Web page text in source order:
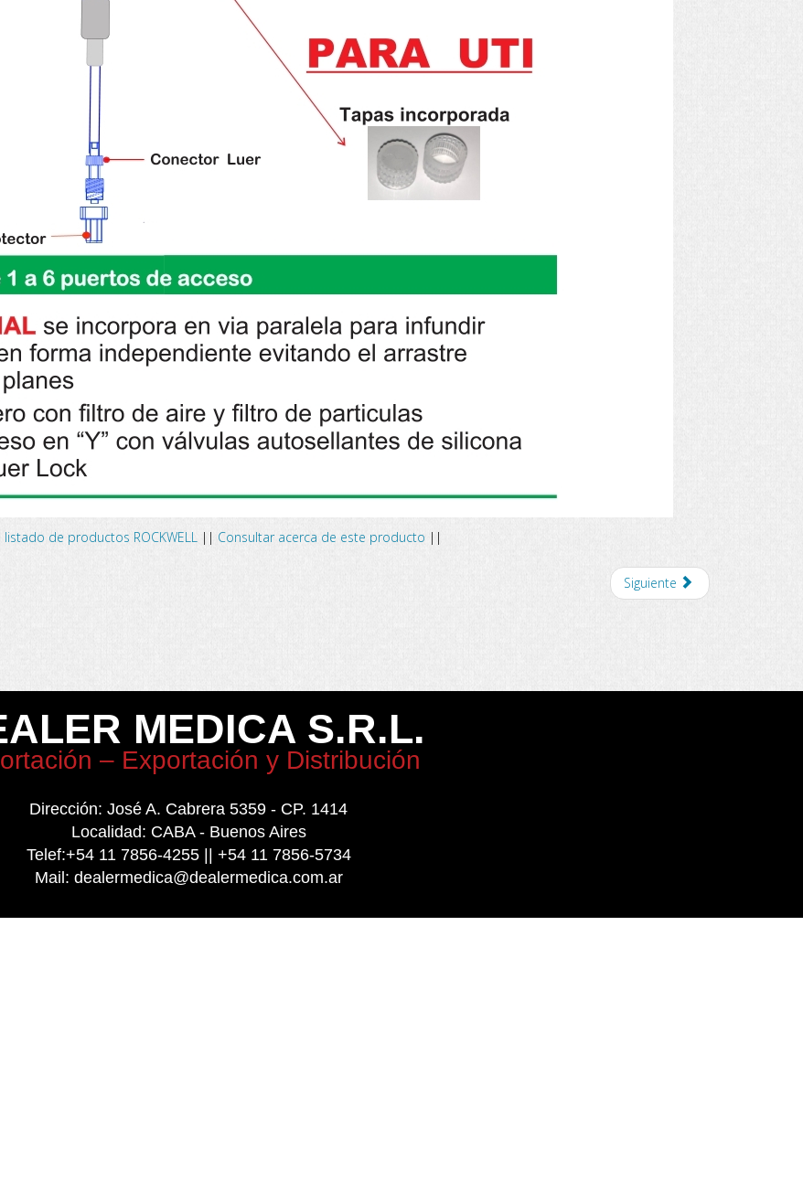
listado de productos ROCKWELL || Consultar acerca de este producto ||
Siguiente
MEDICA S.R.L.
– Exportación y Distribución
Dirección: José A. Cabrera 5359 - CP. 1414
Localidad: CABA - Buenos Aires
Telef:+54 11 7856-4255 || +54 11 7856-5734
Mail: dealermedica@dealermedica.com.ar